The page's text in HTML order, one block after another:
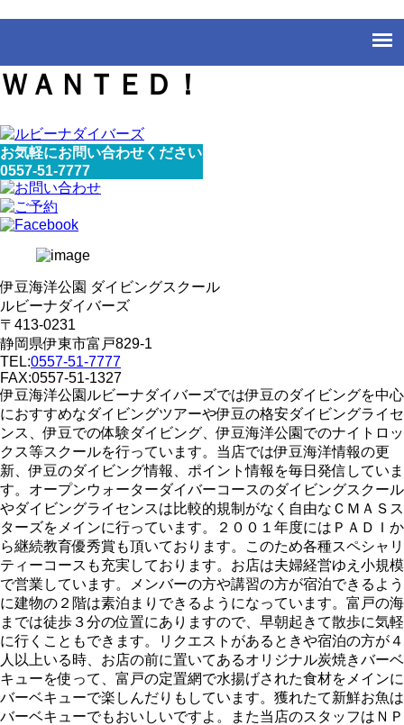
ＷＡＮＴＥＤ！
お気軽にお問い合わせください
0557-51-7777
伊豆海洋公園 ダイビングスクール
ルビーナダイバーズ
〒413-0231
静岡県伊東市富戸829-1
TEL:0557-51-7777
FAX:0557-51-1327
伊豆海洋公園ルビーナダイバーズでは伊豆のダイビングを中心
におすすめなダイビングツアーや伊豆の格安ダイビングライセ
ンス、伊豆での体験ダイビング、伊豆海洋公園でのナイトロッ
クス等スクールを行っています。当店では伊豆海洋情報の更
新、伊豆のダイビング情報、ポイント情報を毎日発信していま
す。オープンウォーターダイバーコースのダイビングスクール
やダイビングライセンスは比較的規制がなく自由なＣＭＡＳス
ターズをメインに行っています。２００１年度にはＰＡＤＩか
ら継続教育優秀賞も頂いております。このため各種スペシャリ
ティーコースも充実しております。お店は夫婦経営ゆえ小規模
で営業しています。メンバーの方や講習の方が宿泊できるよう
に建物の２階は素泊まりできるようになっています。富戸の海
までは徒歩３分の位置にありますので、早朝起きて散歩に気軽
に行くこともできます。リクエストがあるときや宿泊の方が４
人以上いる時、お店の前に置いてあるオリジナル炭焼きバーベ
キューを使って、富戸の定置網で水揚げされた食材をメインに
バーベキューで楽しんだりもしています。獲れたて新鮮お魚は
バーベキューでもおいしいですよ。また当店のスタッフはＮＰ